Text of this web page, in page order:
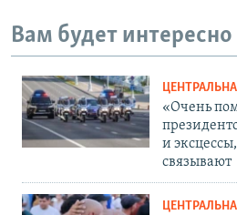
Вам будет интересно
«Очень
и
связывают